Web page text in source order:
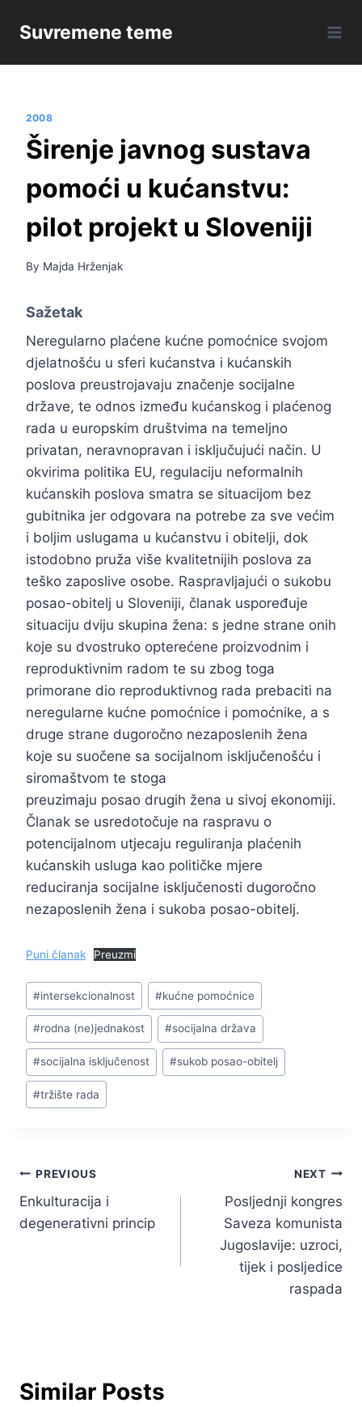
Suvremene teme
2008
Širenje javnog sustava
pomoći u kućanstvu:
pilot projekt u Sloveniji
By Majda Hrženjak
Sažetak
Neregularno plaćene kućne pomoćnice svojom
djelatnošću u sferi kućanstva i kućanskih
poslova preustrojavaju značenje socijalne
države, te odnos između kućanskog i plaćenog
rada u europskim društvima na temeljno
privatan, neravnopravan i isključujući način. U
okvirima politika EU, regulaciju neformalnih
kućanskih poslova smatra se situacijom bez
gubitnika jer odgovara na potrebe za sve većim
i boljim uslugama u kućanstvu i obitelji, dok
istodobno pruža više kvalitetnijih poslova za
teško zaposlive osobe. Raspravljajući o sukobu
posao-obitelj u Sloveniji, članak uspoređuje
situaciju dviju skupina žena: s jedne strane onih
koje su dvostruko opterećene proizvodnim i
reproduktivnim radom te su zbog toga
primorane dio reproduktivnog rada prebaciti na
neregularne kućne pomoćnice i pomoćnike, a s
druge strane dugoročno nezaposlenih žena
koje su suočene sa socijalnom isključenošću i
siromaštvom te stoga
preuzimaju posao drugih žena u sivoj ekonomiji.
Članak se usredotočuje na raspravu o
potencijalnom utjecaju reguliranja plaćenih
kućanskih usluga kao političke mjere
reduciranja socijalne isključenosti dugoročno
nezaposlenih žena i sukoba posao-obitelj.
Puni članak Preuzmi
Post
Tags:
#intersekcionalnost #kućne pomoćnice
#rodna (ne)jednakost #socijalna država
#socijalna isključenost #sukob posao-obitelj
#tržište rada
Navigacija
objava
PREVIOUS
Enkulturacija i
degenerativni princip
NEXT
Posljednji kongres
Saveza komunista
Jugoslavije: uzroci,
tijek i posljedice
raspada
Similar Posts